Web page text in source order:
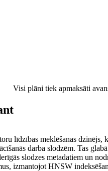
Visi plāni tiek apmaksāti
līdzības meklēšanas dzinējs,
darba slodzēm. Tas glabā
slodzes metadatiem un
izmantojot HNSW